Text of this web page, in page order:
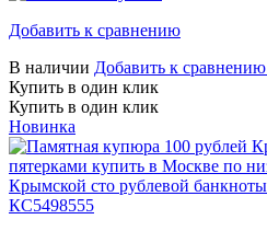
Добавить к сравнению
В наличии Добавить к сравнению
Купить в один клик
Купить в один клик
Новинка
КС5498555